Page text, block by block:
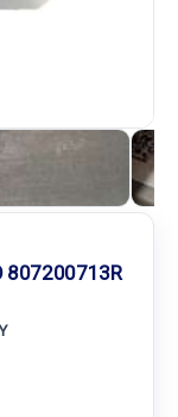
807200713R